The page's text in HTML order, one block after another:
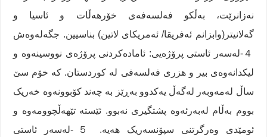
نەزانرێت، بەڵکو فەلسەفەی خۆرهەڵات و ئاسیا و
گەلانیتر(وابزانم ئەفریقا/ ئەمریکای لاتین) بناسیین. جگەلەوەش
４-لەسەر ئاستی پرۆژەیی: ئامادەکردنی پرۆژەی نووسینەوە و
لیکدانەوەی بیر و هزری فەلسەفی لە کوردستان. کە خۆم سێ
ساڵ لەمەوبەر لەگەڵ یەکدوو بەڕێز بە چەند کۆبوونەوە خەریک
بووم بەڵام لەبەرئەوە پشتگیری نەبوو. ئێستە تێهەڵچوومەوە و
ئومێدی وەرگرتنی سپۆنسەریک هەیە. ５-لەسەر ئاستی